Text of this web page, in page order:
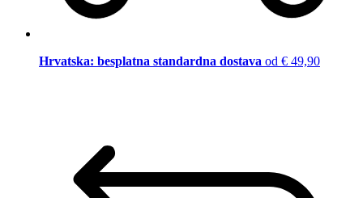
Hrvatska: besplatna standardna dostava od € 49,90